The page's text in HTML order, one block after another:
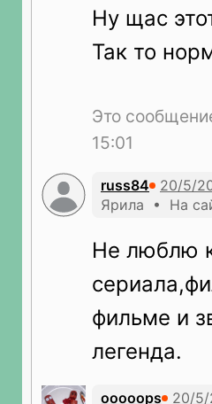
Ну щас
Так то
Это
15:01
russ84
Ярила • На
Не люблю
фильме и
легенда.
ooooops